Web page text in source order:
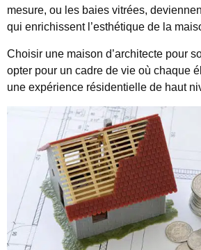
mesure, ou les baies vitrées,
qui enrichissent l’esthétique de la
Choisir une maison d’architecte pour
opter pour un cadre de vie où chaque
une expérience résidentielle de haut